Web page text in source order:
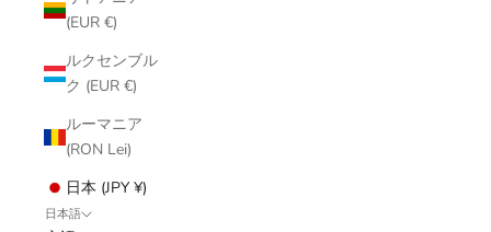
(EUR €)
ルクセンブル
ク (EUR €)
ルーマニア
(RON Lei)
日本 (JPY ¥)
日本語